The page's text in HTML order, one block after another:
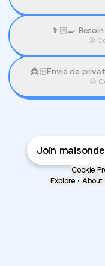
👨🏻‍🍳
👸🏻Envie de
Join
Cookie
Explore • About